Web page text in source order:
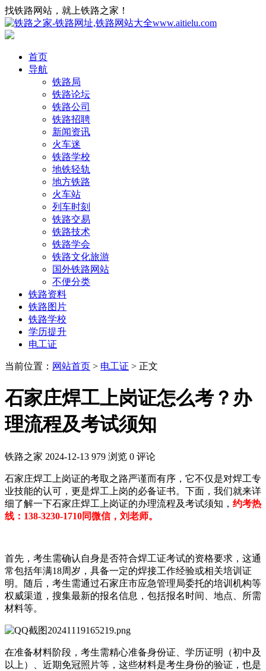
找铁路网站，就上铁路之家！
首页
导航
铁路局
铁路论坛
铁路公司
铁路招聘
新闻资讯
火车迷
铁路学校
地铁轻轨
地方铁路
火车站
列车时刻
铁路交易
铁路技术
铁路学会
铁路文化旅游
国外铁路网站
不便分类
铁路资料
铁路图片
铁路学校
学历提升
电工证
当前位置： 网站首页 > 电工证 > 正文
石家庄焊工上岗证怎么考？办
理流程及考试须知
铁路之家 2024-12-13 979 浏览 0 评论
石家庄焊工上岗证的考取之路严谨而有序，它不仅是对焊工专
业技能的认可，更是焊工上岗的必备证书。下面，我们就来详
细了解一下石家庄焊工上岗证的办理流程及考试须知， 约考热
线：138-3230-1710同微信，刘老师。
首先，考生需确认自身是否符合焊工证考试的资格要求，这通
常包括年满18周岁，具备一定的焊接工作经验或相关培训证
明。随后，考生需通过石家庄市应急管理局委托的培训机构等
权威渠道，搜集最新的报名信息，包括报名时间、地点、所需
材料等。
在准备材料阶段，考生需精心准备身份证、学历证明（初中及
以上）、近期免冠照片等，这些材料是考生身份的验证，也是